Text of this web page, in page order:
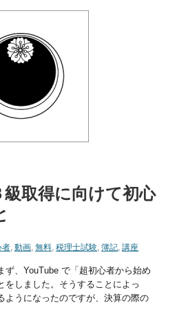
級取得に向けて初心
者, 動画, 無料, 税理士試験, 簿記, 講座
ず、YouTube で「超初心者から始め
をしました。そうすることによっ
ようになったのですが、決算の際の